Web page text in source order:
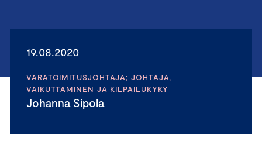
19.08.2020
VARATOIMITUSJOHTAJA; JOHTAJA,
VAIKUTTAMINEN JA KILPAILUKYKY
Johanna Sipola